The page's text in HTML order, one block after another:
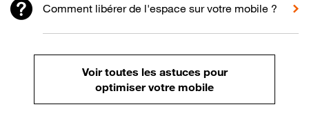
Comment libérer de l'espace sur votre mobile ?
Voir toutes les astuces pour
optimiser votre mobile